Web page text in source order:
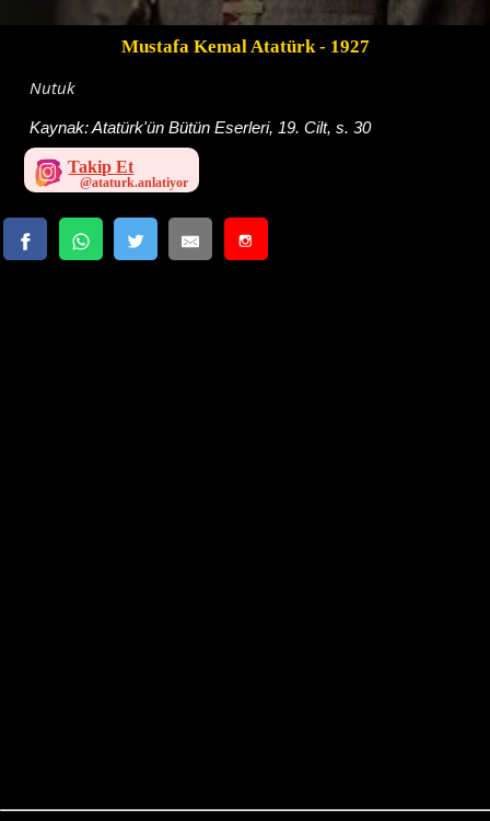
Mustafa Kemal Atatürk- 1927
Nutuk
Kaynak:Atatürk'ün Bütün Eserleri, 19. Cilt, s. 30
Takip Et